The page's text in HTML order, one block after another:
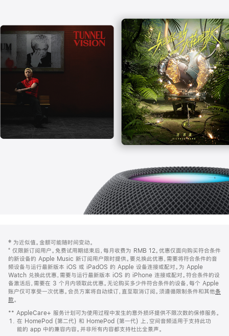
口
中
打
开)
页
页
脚
注
‡ 为近似值。金额可能随时间变动。
⁺ 仅限新订阅用户。免费试用期结束后，每月收费为 RMB 12。优惠仅面向购买符合条件
的新设备的 Apple Music 新订阅用户限时提供。要兑换此优惠，需要将符合条件的音
频设备与运行最新版本 iOS 或 iPadOS 的 Apple 设备连接或配对。为 Apple
Watch 兑换此优惠，需要与运行最新版本 iOS 的 iPhone 连接或配对。符合条件的设
备激活后，需要在 3 个月内领取此优惠。无论购买多少件符合条件的设备，每个 Apple
账户仅可享受一次优惠。会员方案将自动续订，直至取消订阅。须遵循限制条件和其他条
款。
窗
口
中
** AppleCare+ 服务计划可为使用过程中发生的意外损坏提供不限次数的保修服务。
在 HomePod (第二代) 和 HomePod (第一代) 上，空间音频适用于支持此功
能的 app 中的兼容内容。并非所有内容都支持杜比全景声。